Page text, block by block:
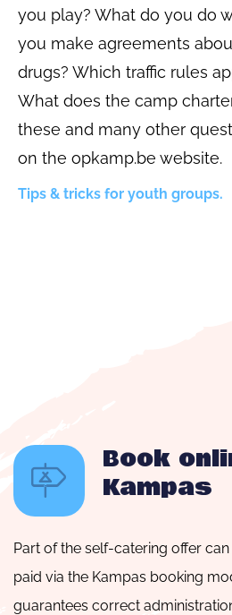
you play? What do you do
you make agreements
drugs? Which traffic rules
What does the camp
these and many other
on the opkamp.be website.
Tips & tricks for youth groups.
Book
Kampas
Part of the self-catering offer
paid via the Kampas booking
guarantees correct